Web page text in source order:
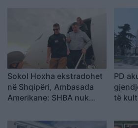
Sokol Hoxha ekstradohet
në Shqipëri, Ambasada
Amerikane: SHBA nuk
kriminelët që abuzojnë me
PD
të
dhe